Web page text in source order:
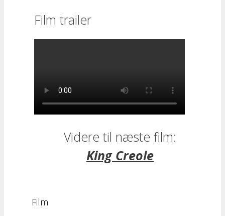
Film trailer
Videre til næste film:
King Creole
Film